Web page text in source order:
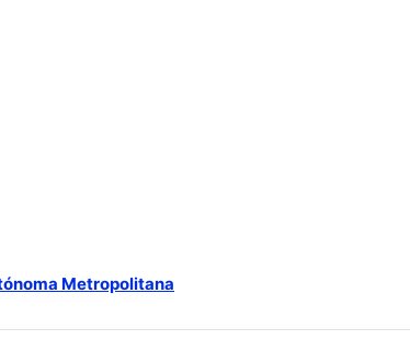
Metropolitana